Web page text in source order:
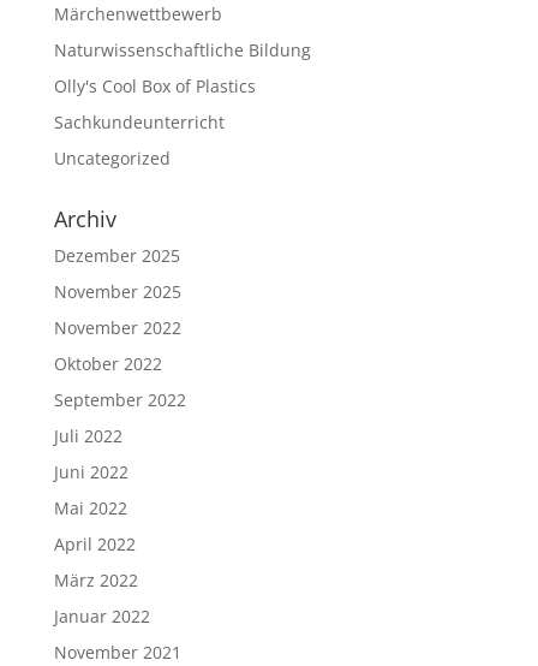
Märchenwettbewerb
Naturwissenschaftliche Bildung
Olly's Cool Box of Plastics
Sachkundeunterricht
Uncategorized
Archiv
Dezember 2025
November 2025
November 2022
Oktober 2022
September 2022
Juli 2022
Juni 2022
Mai 2022
April 2022
März 2022
Januar 2022
November 2021